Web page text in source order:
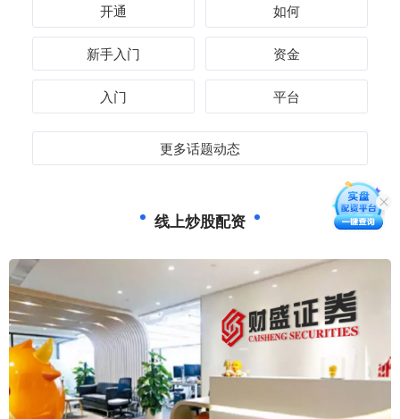
开通 如何
新手入门 资金
入门 平台
更多话题动态
线上炒股配资